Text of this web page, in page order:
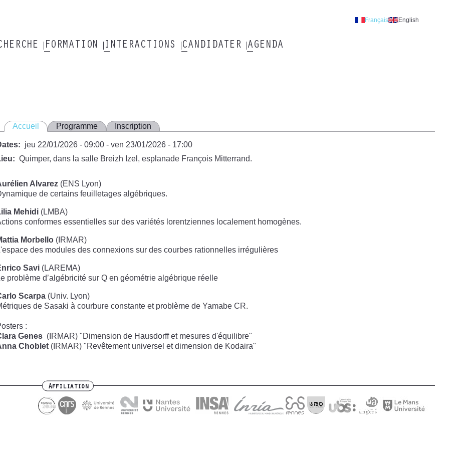
Français English
FORMATION INTERACTIONS CANDIDATER AGENDA
Accueil Programme Inscription
jeu 22/01/2026 - 09:00 - ven 23/01/2026 - 17:00
Quimper, dans la salle Breizh Izel, esplanade François Mitterrand.
Alvarez (ENS Lyon)
de certains feuilletages algébriques.
Mehidi (LMBA)
conformes essentielles sur des variétés lorentziennes localement homogènes.
Morbello (IRMAR)
des modules des connexions sur des courbes rationnelles irrégulières
Savi (LAREMA)
problème d’algébricité sur Q en géométrie algébrique réelle
Scarpa (Univ. Lyon)
de Sasaki à courbure constante et problème de Yamabe CR.
:
Genes (IRMAR) "Dimension de Hausdorff et mesures d'équilibre"
Choblet (IRMAR) "Revêtement universel et dimension de Kodaira"
Affiliation